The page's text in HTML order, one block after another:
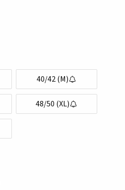
40/42 (M)
48/50 (XL)